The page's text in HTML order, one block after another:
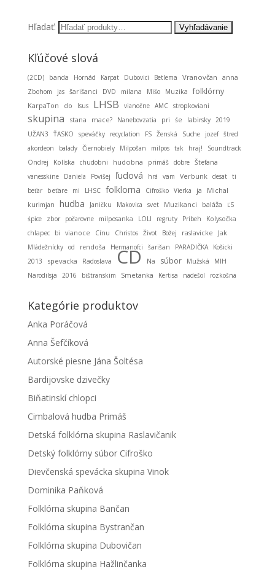
Hľadať:
Kľúčové slová
(2CD) banda Hornád Karpat Dubovici Betlema Vranovčan
anna
Zbohom
jas šarišanci DVD milana Mišo Muzika folklórny
KarpaTon do Isus LHSB vianočne AMC stropkoviani
skupina stana mace? Nanebovzatia pri śe labirsky 2019
UŽAN3
ŤASKO speváčky recyclation FS Ženská Suche jozef štred
akordeon
balady Čiernobiely Milpošan milpos tak hraj!
Soundtrack
Ondrej
Kolíska chudobni hudobna primáš dobre Štefana
vanesskine
Daniela Povišej ľudová hrá vam Verbunk desat ti
beťar
beťare mi LHSC folklorna Cifroško Vierka ja Michal
kurimjan hudba Janičku Makovica svet Muzikanci baláža
ĽS
śpice
zbor počarovne milposanka LOLI regruty Príbeh
Kolysočka
chlapec
bi vianoce Cínu Christos Život Božej raslavicke
Jak
Mládežnícky od rendoša Hermanofci šarišan PARADIČKA
Košicki
2013
spevacka Radoslava CD Na súbor Mužská
MIH
Narodilsja
2016 bištranskim Smetanka Kertisa nadešol rozkošna
Kategórie produktov
Anka Poráčová
Anna Šefčíková
Autorské piesne Jána Šoltésa
Bardijovske dzivečky
Biňatinskí chlopci
Cimbalová hudba Primáš
Detská folklórna skupina Raslavičanik
Detský folklórny súbor Cifroško
Dievčenská spevácka skupina Vinok
Dominika Paňková
Folklórna skupina Bančan
Folklórna skupina Bystrančan
Folklórna skupina Dubovičan
Folklórna skupina Hažlinčanka